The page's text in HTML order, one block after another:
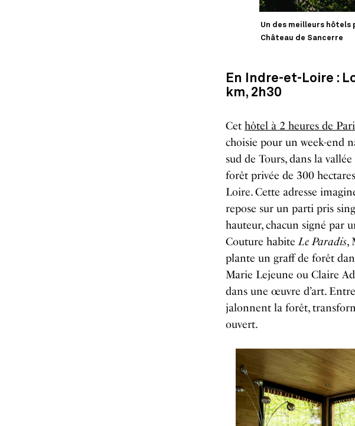
Un des meilleurs hôtels
Château de Sancerre
En Indre-et-Loire :
km, 2h30
Cet hôtel à 2 heures de
choisie pour un week-end
sud de Tours, dans la
forêt privée de 300
Loire. Cette adresse
repose sur un parti pris
hauteur, chacun signé par
Couture habiteLe Paradis,
plante un graff de forêt
Marie Lejeune ou Claire
dans une œuvre d’art.
jalonnent la forêt,
ouvert.